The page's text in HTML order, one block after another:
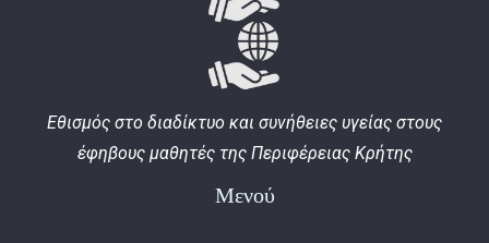
Εθισμός στο διαδίκτυο και συνήθειες υγείας στους
έφηβους μαθητές της Περιφέρειας Κρήτης
Μενού